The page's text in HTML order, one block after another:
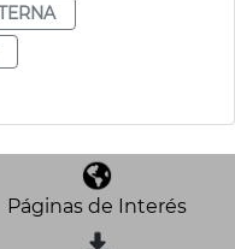
Páginas de Interés